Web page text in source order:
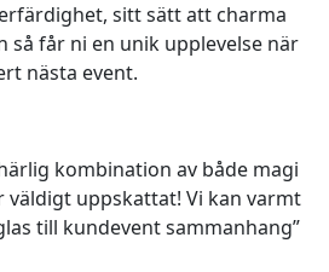
sitt sätt att charma
så får ni en unik upplevelse när
nästa event.
kombination av både magi
väldigt uppskattat! Vi kan varmt
till kundevent sammanhang”